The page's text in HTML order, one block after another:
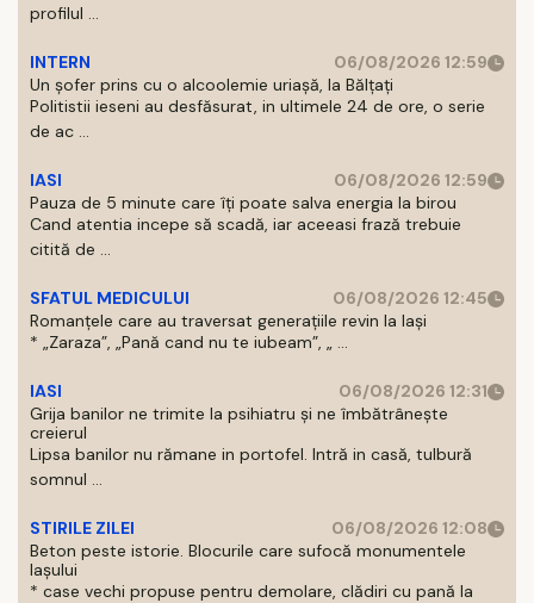
profilul ...
INTERN
06/08/2026 12:59
Un șofer prins cu o alcoolemie uriașă, la Bălțați
Politistii ieseni au desfăsurat, in ultimele 24 de ore, o serie
de ac ...
IASI
06/08/2026 12:59
Pauza de 5 minute care îți poate salva energia la birou
Cand atentia incepe să scadă, iar aceeasi frază trebuie
citită de ...
SFATUL MEDICULUI
06/08/2026 12:45
Romanțele care au traversat generațiile revin la Iași
* „Zaraza”, „Pană cand nu te iubeam”, „ ...
IASI
06/08/2026 12:31
Grija banilor ne trimite la psihiatru și ne îmbătrânește
creierul
Lipsa banilor nu rămane in portofel. Intră in casă, tulbură
somnul ...
STIRILE ZILEI
06/08/2026 12:08
Beton peste istorie. Blocurile care sufocă monumentele
Iașului
* case vechi propuse pentru demolare, clădiri cu pană la